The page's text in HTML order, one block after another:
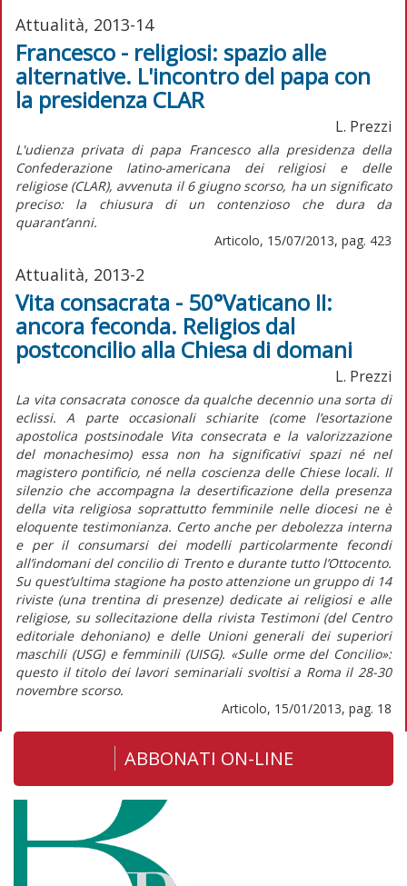
Attualità, 2013-14
Francesco - religiosi: spazio alle
alternative. L'incontro del papa con
la presidenza CLAR
L. Prezzi
L'udienza privata di papa Francesco alla presidenza della
Confederazione latino-americana dei religiosi e delle
religiose (CLAR), avvenuta il 6 giugno scorso, ha un significato
preciso: la chiusura di un contenzioso che dura da
quarant’anni.
Articolo, 15/07/2013, pag. 423
Attualità, 2013-2
Vita consacrata - 50°Vaticano II:
ancora feconda. Religios dal
postconcilio alla Chiesa di domani
L. Prezzi
La vita consacrata conosce da qualche decennio una sorta di
eclissi. A parte occasionali schiarite (come l’esortazione
apostolica postsinodale Vita consecrata e la valorizzazione
del monachesimo) essa non ha significativi spazi né nel
magistero pontificio, né nella coscienza delle Chiese locali. Il
silenzio che accompagna la desertificazione della presenza
della vita religiosa soprattutto femminile nelle diocesi ne è
eloquente testimonianza. Certo anche per debolezza interna
e per il consumarsi dei modelli particolarmente fecondi
all’indomani del concilio di Trento e durante tutto l’Ottocento.
Su quest’ultima stagione ha posto attenzione un gruppo di 14
riviste (una trentina di presenze) dedicate ai religiosi e alle
religiose, su sollecitazione della rivista Testimoni (del Centro
editoriale dehoniano) e delle Unioni generali dei superiori
maschili (USG) e femminili (UISG). «Sulle orme del Concilio»:
questo il titolo dei lavori seminariali svoltisi a Roma il 28-30
novembre scorso.
Articolo, 15/01/2013, pag. 18
ABBONATI ON-LINE